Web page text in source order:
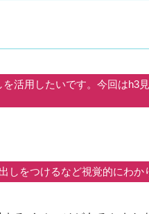
活用したいです。今回はh3
をつけるなど視覚的にわか